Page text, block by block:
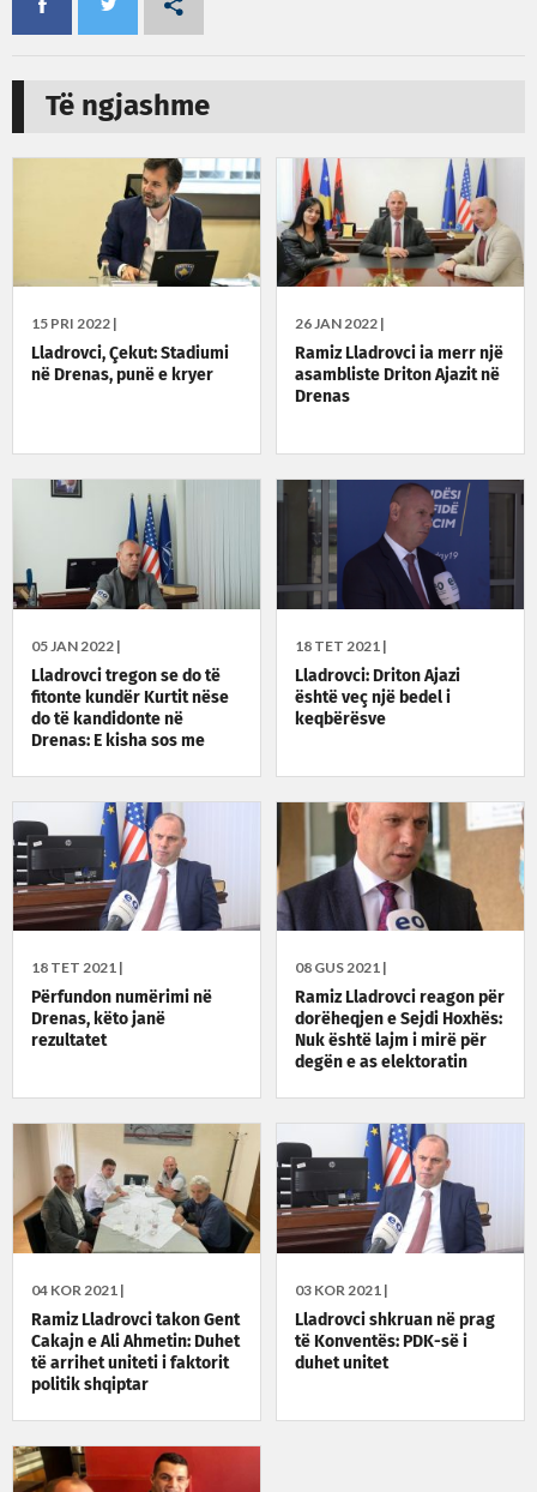
Të ngjashme
15 PRI 2022 |
Lladrovci, Çekut: Stadiumi
në Drenas, punë e kryer
26 JAN 2022 |
Ramiz Lladrovci ia merr një
asambliste Driton Ajazit në
Drenas
05 JAN 2022 |
Lladrovci tregon se do të
fitonte kundër Kurtit nëse
do të kandidonte në
Drenas: E kisha sos me
18 TET 2021 |
Lladrovci: Driton Ajazi
është veç një bedel i
keqbërësve
18 TET 2021 |
Përfundon numërimi në
Drenas, këto janë
rezultatet
08 GUS 2021 |
Ramiz Lladrovci reagon për
dorëheqjen e Sejdi Hoxhës:
Nuk është lajm i mirë për
degën e as elektoratin
04 KOR 2021 |
Ramiz Lladrovci takon Gent
Cakajn e Ali Ahmetin: Duhet
të arrihet uniteti i faktorit
politik shqiptar
03 KOR 2021 |
Lladrovci shkruan në prag
të Konventës: PDK-së i
duhet unitet